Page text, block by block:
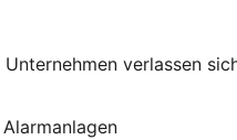
Unternehmen verlassen
Alarmanlagen